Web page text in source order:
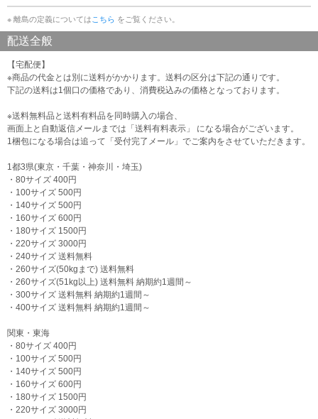
※ 離島の定義については こちら をご覧ください。
配送全般
【宅配便】
※商品の代金とは別に送料がかかります。送料の区分は下記の通りです。
下記の送料は1個口の価格であり、消費税込みの価格となっております。
※送料無料品と送料有料品を同時購入の場合、
画面上と自動返信メールまでは「送料有料表示」 になる場合がございます。
1梱包になる場合は追って「受付完了メール」でご案内をさせていただきます。
1都3県(東京・千葉・神奈川・埼玉)
・80サイズ 400円
・100サイズ 500円
・140サイズ 500円
・160サイズ 600円
・180サイズ 1500円
・220サイズ 3000円
・240サイズ 送料無料
・260サイズ(50kgまで) 送料無料
・260サイズ(51kg以上) 送料無料 納期約1週間～
・300サイズ 送料無料 納期約1週間～
・400サイズ 送料無料 納期約1週間～
関東・東海
・80サイズ 400円
・100サイズ 500円
・140サイズ 500円
・160サイズ 600円
・180サイズ 1500円
・220サイズ 3000円